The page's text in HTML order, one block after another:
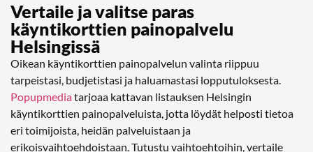
Vertaile ja valitse paras
käyntikorttien painopalvelu
Helsingissä
Oikean käyntikorttien painopalvelun valinta riippuu
tarpeistasi, budjetistasi ja haluamastasi lopputuloksesta.
Popupmediatarjoaa kattavan listauksen Helsingin
käyntikorttien painopalveluista, jotta löydät helposti tietoa
eri toimijoista, heidän palveluistaan ja
erikoisvaihtoehdoistaan. Tutustu vaihtoehtoihin, vertaile